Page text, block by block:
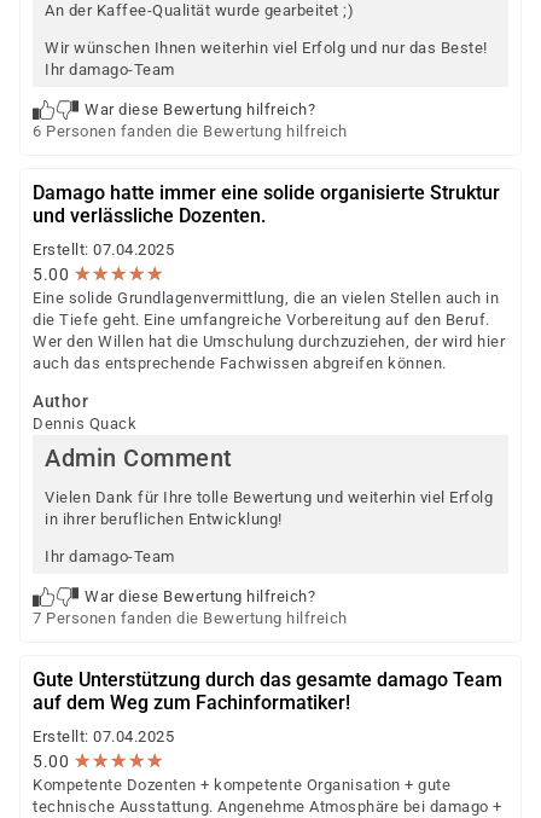
An der Kaffee-Qualität wurde gearbeitet ;)
Wir wünschen Ihnen weiterhin viel Erfolg und nur das Beste!
Ihr damago-Team
War diese Bewertung hilfreich?
6 Personen fanden die Bewertung hilfreich
Damago hatte immer eine solide organisierte Struktur
und verlässliche Dozenten.
Erstellt: 07.04.2025
5.00 ★★★★★
★★★★★
Eine solide Grundlagenvermittlung, die an vielen Stellen auch in
die Tiefe geht. Eine umfangreiche Vorbereitung auf den Beruf.
Wer den Willen hat die Umschulung durchzuziehen, der wird hier
auch das entsprechende Fachwissen abgreifen können.
Author
Dennis Quack
Admin Comment
Vielen Dank für Ihre tolle Bewertung und weiterhin viel Erfolg
in ihrer beruflichen Entwicklung!
Ihr damago-Team
War diese Bewertung hilfreich?
7 Personen fanden die Bewertung hilfreich
Gute Unterstützung durch das gesamte damago Team
auf dem Weg zum Fachinformatiker!
Erstellt: 07.04.2025
5.00 ★★★★★
★★★★★
Kompetente Dozenten + kompetente Organisation + gute
technische Ausstattung. Angenehme Atmosphäre bei damago +